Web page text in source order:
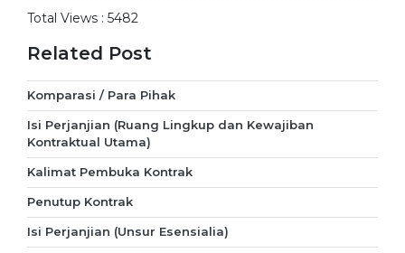
Total Views : 5482
Related Post
Komparasi / Para Pihak
Isi Perjanjian (Ruang Lingkup dan Kewajiban
Kontraktual Utama)
Kalimat Pembuka Kontrak
Penutup Kontrak
Isi Perjanjian (Unsur Esensialia)